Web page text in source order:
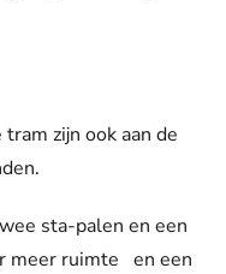
zijn ook aan de
sta-palen en een
meer ruimte en een